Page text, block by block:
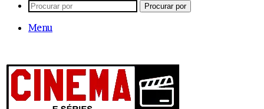
Procurar por
Menu